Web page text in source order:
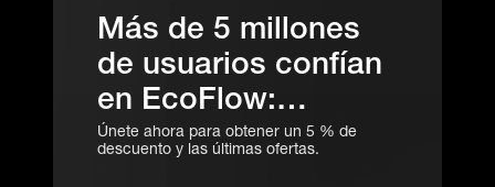
Más de 5 millones
de usuarios confían
en EcoFlow:
suscríbete hoy para
saber por qué
Únete ahora para obtener un 5 % de
descuento y las últimas ofertas.